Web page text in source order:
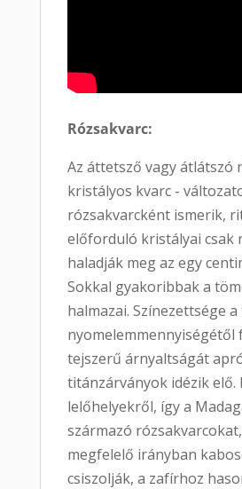
Rózsakvarc:
Az áttetsző vagy átlátszó
kristályos kvarc -
rózsakvarcként ismerik,
előforduló kristályai csak
haladják meg az egy
Sokkal gyakoribbak a
halmazai. Színezettsége
nyomelemmennyiségétől
tejszerű árnyaltságát
titánzárványok idézik elő.
lelőhelyekről, így a
származó
megfelelő irányban
csiszolják, a zafírhoz